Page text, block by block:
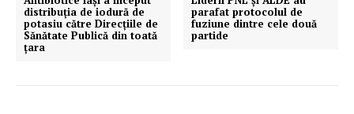
distribuţia de iodură de
potasiu către Direcţiile de
Sănătate Publică din toată
ţara
parafat protocolul de
fuziune dintre cele două
partide